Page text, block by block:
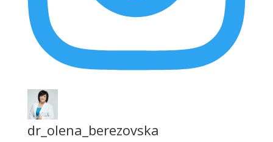
dr_olena_berezovska